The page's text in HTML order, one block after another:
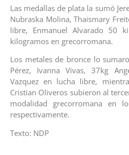
Las medallas de plata la sumó
Nubraska Molina, Thaismary
libre, Enmanuel Alvarado 50
kilogramos en grecorromana.
Los metales de bronce lo
Pérez, Ivanna Vivas, 37kg
Vazquez en lucha libre,
Cristian Oliveros subieron al
modalidad grecorromana en
respectivamente.
Texto: NDP